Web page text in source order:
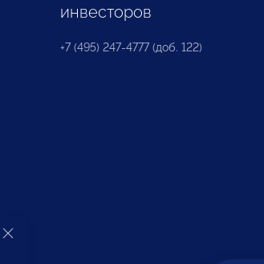
инвесторов
+7 (495) 247-4777 (доб. 122)